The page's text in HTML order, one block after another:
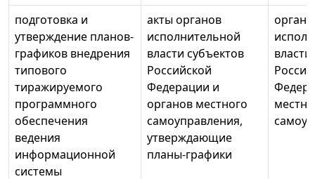
подготовка и
утверждение планов-
графиков внедрения
типового
тиражируемого
программного
обеспечения
ведения
информационной
системы
акты органов
исполнительной
власти субъектов
Российской
Федерации и
органов местного
самоуправления,
утверждающие
планы-графики
органы